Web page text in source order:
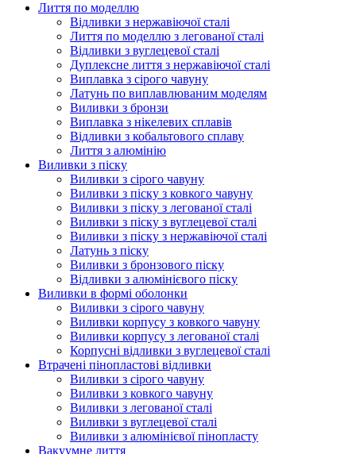
Лиття по моделлю
Відливки з нержавіючої сталі
Лиття по моделлю з легованої сталі
Відливки з вуглецевої сталі
Дуплексне лиття з нержавіючої сталі
Виплавка з сірого чавуну
Латунь по виплавлюваним моделям
Виливки з бронзи
Виплавка з нікелевих сплавів
Відливки з кобальтового сплаву
Лиття з алюмінію
Виливки з піску
Виливки з сірого чавуну
Виливки з піску з ковкого чавуну
Виливки з піску з легованої сталі
Виливки з піску з вуглецевої сталі
Виливки з піску з нержавіючої сталі
Латунь з піску
Виливки з бронзового піску
Відливки з алюмінієвого піску
Виливки в формі оболонки
Виливки з сірого чавуну
Виливки корпусу з ковкого чавуну
Виливки корпусу з легованої сталі
Корпусні відливки з вуглецевої сталі
Втрачені пінопластові відливки
Виливки з сірого чавуну
Виливки з ковкого чавуну
Виливки з легованої сталі
Виливки з вуглецевої сталі
Виливки з алюмінієвої пінопласту
Вакуумне лиття